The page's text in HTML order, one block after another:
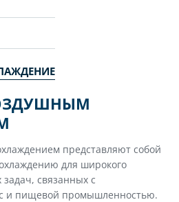
представляют собой
для широкого
связанных с
и пищевой промышленностью.